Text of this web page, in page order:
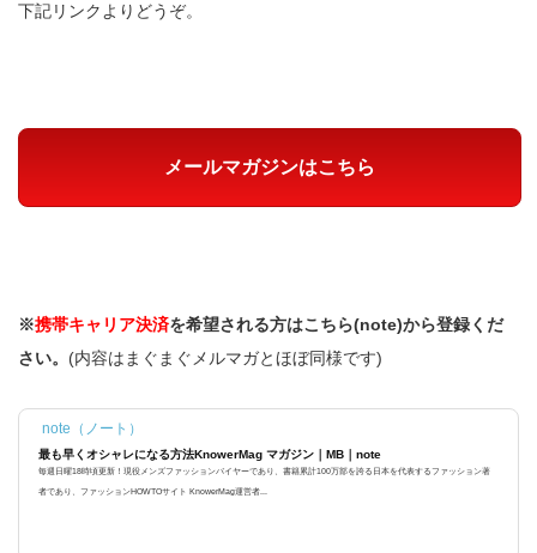
下記リンクよりどうぞ。
メールマガジンはこちら
※携帯キャリア決済を希望される方はこちら(note)から登録くだ
さい。 (内容はまぐまぐメルマガとほぼ同様です)
note（ノート）
最も早くオシャレになる方法KnowerMag マガジン｜MB｜note
毎週日曜18時頃更新！現役メンズファッションバイヤーであり、書籍累計100万部を誇る日本を代表するファッション著
者であり、ファッションHOWTOサイト KnowerMag運営者...